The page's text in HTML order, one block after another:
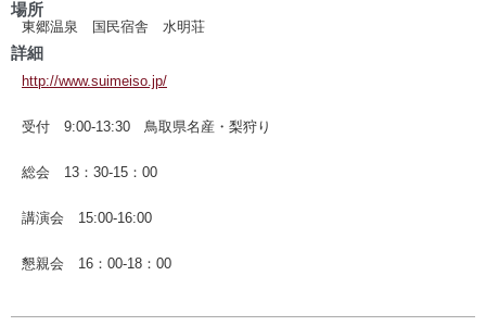
場所
東郷温泉 国民宿舎 水明荘
詳細
http://www.suimeiso.jp/
受付 9:00-13:30 鳥取県名産・梨狩り
総会 13：30-15：00
講演会 15:00-16:00
懇親会 16：00-18：00